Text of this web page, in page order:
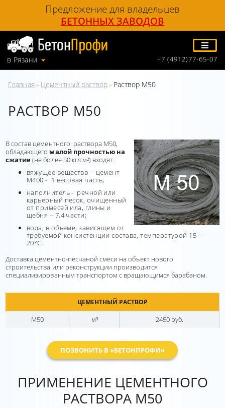
Предложение для владельцев
БЕТОННЫХ ЗАВОДОВ
в Рязани +7 (4912)77-65-07
Главная » Цементный раствор» Раствор М50
РАСТВОР М50
В состав цементного раствора М50,
обладающего малой прочностью на
сжатие(не более 50 кг/см²) входят:
вяжущее вещество – цемент
М400 - 1 весовая часть;
наполнитель – речной или
карьерный песок, очищенный
от примесей ила, глины и
щебня – 7,4 части;
вода, в объеме, зависящем от
требуемой консистенции состава, температурой 15 –
20°С.
Доставка цементно-песчаной смеси на объект нового
строительства или реконструкции производится
специализированным транспортом с вращающимся барабаном.
ЦЕМЕНТНЫЙ РАСТВОР
М50 м³ 2450 руб.
ПОЗВОНИТЬ В «БЕТОНПРОФИ»
ПРИМЕНЕНИЕ ЦЕМЕНТНОГО
РАСТВОРА М50